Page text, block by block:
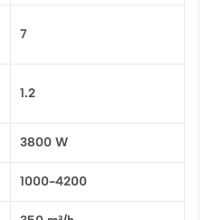
7
1.2
3800 W
1000-4200